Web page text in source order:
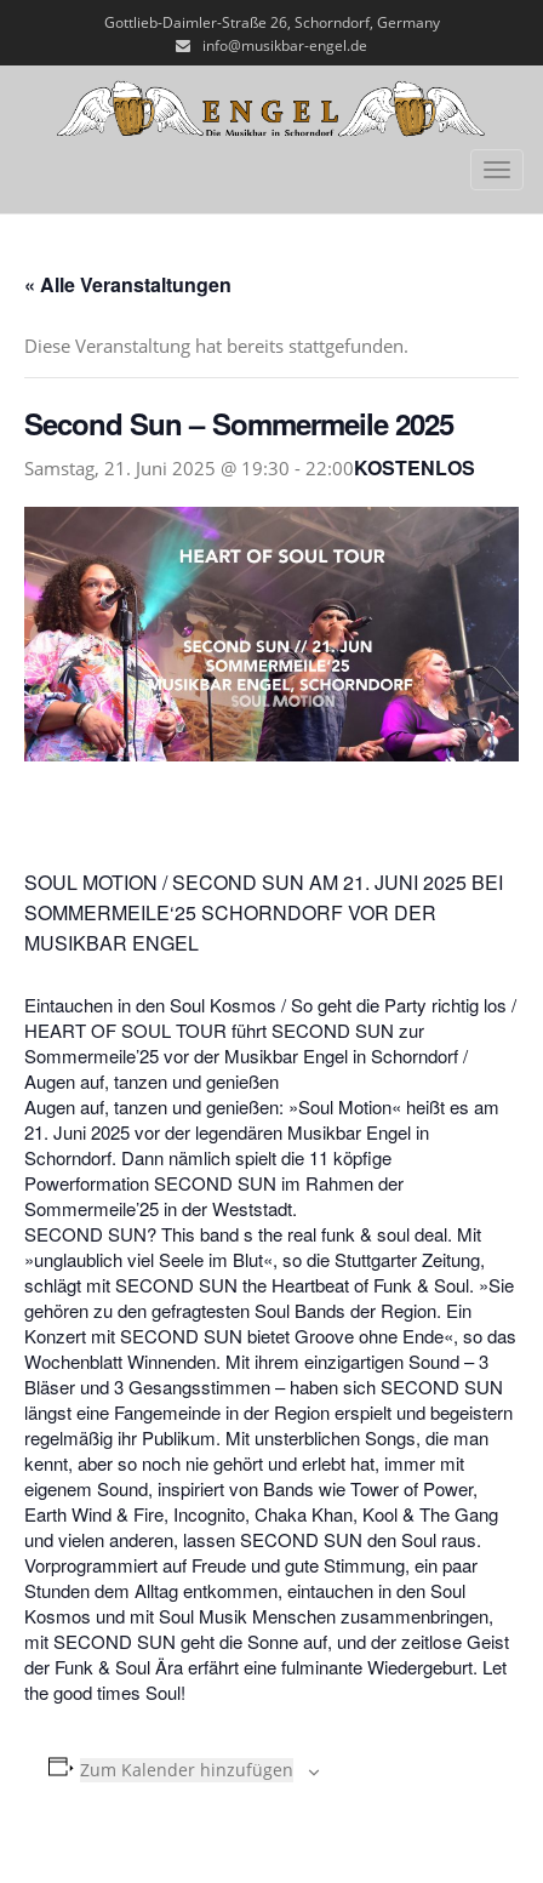
Gottlieb-Daimler-Straße 26, Schorndorf, Germany
info@musikbar-engel.de
« Alle Veranstaltungen
Diese Veranstaltung hat bereits stattgefunden.
Second Sun – Sommermeile 2025
Samstag, 21. Juni 2025 @ 19:30 - 22:00KOSTENLOS
SOUL MOTION / SECOND SUN AM 21. JUNI 2025 BEI
SOMMERMEILE‘25 SCHORNDORF VOR DER
MUSIKBAR ENGEL
Eintauchen in den Soul Kosmos / So geht die Party richtig los /
HEART OF SOUL TOUR führt SECOND SUN zur
Sommermeile’25 vor der Musikbar Engel in Schorndorf /
Augen auf, tanzen und genießen
Augen auf, tanzen und genießen: »Soul Motion« heißt es am
21. Juni 2025 vor der legendären Musikbar Engel in
Schorndorf. Dann nämlich spielt die 11 köpfige
Powerformation SECOND SUN im Rahmen der
Sommermeile’25 in der Weststadt.
SECOND SUN? This band s the real funk & soul deal. Mit
»unglaublich viel Seele im Blut«, so die Stuttgarter Zeitung,
schlägt mit SECOND SUN the Heartbeat of Funk & Soul. »Sie
gehören zu den gefragtesten Soul Bands der Region. Ein
Konzert mit SECOND SUN bietet Groove ohne Ende«, so das
Wochenblatt Winnenden. Mit ihrem einzigartigen Sound – 3
Bläser und 3 Gesangsstimmen – haben sich SECOND SUN
längst eine Fangemeinde in der Region erspielt und begeistern
regelmäßig ihr Publikum. Mit unsterblichen Songs, die man
kennt, aber so noch nie gehört und erlebt hat, immer mit
eigenem Sound, inspiriert von Bands wie Tower of Power,
Earth Wind & Fire, Incognito, Chaka Khan, Kool & The Gang
und vielen anderen, lassen SECOND SUN den Soul raus.
Vorprogrammiert auf Freude und gute Stimmung, ein paar
Stunden dem Alltag entkommen, eintauchen in den Soul
Kosmos und mit Soul Musik Menschen zusammenbringen,
mit SECOND SUN geht die Sonne auf, und der zeitlose Geist
der Funk & Soul Ära erfährt eine fulminante Wiedergeburt. Let
the good times Soul!
Zum Kalender hinzufügen